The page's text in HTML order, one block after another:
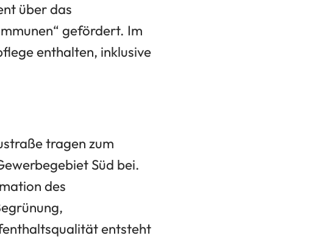
über das
gefördert. Im
enthalten, inklusive
tragen zum
Süd bei.
des
entsteht